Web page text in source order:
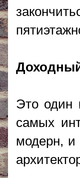
Это один
самых
модерн, и